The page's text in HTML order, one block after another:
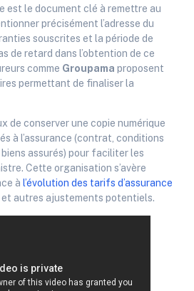
est le document clé à remettre au
précisément l’adresse du
souscrites et la période de
de retard dans l’obtention de ce
comme Groupama proposent
permettant de finaliser la
de conserver une copie numérique
à l’assurance (contrat, conditions
assurés) pour faciliter les
Cette organisation s’avère
àl’évolution des tarifs d’assurance
et autres ajustements potentiels.